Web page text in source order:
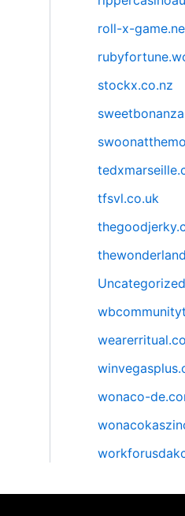
roll-x-
stockx.co.nz
tfsvl.co.uk
Uncategorized
wonaco-